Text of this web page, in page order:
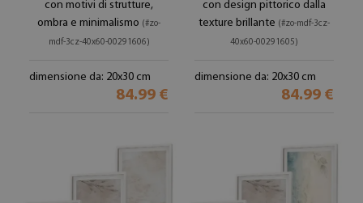
con motivi di strutture,
ombra e minimalismo (#zo-
mdf-3cz-40x60-00291606)
dimensione da: 20x30 cm
84.99 €
con design pittorico dalla
texture brillante (#zo-mdf-3cz-
40x60-00291605)
dimensione da: 20x30 cm
84.99 €